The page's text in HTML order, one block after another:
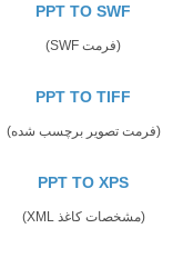
PPT TO SWF
(فرمت SWF)
PPT TO TIFF
(فرمت تصویر برچسب شده)
PPT TO XPS
(مشخصات کاغذ XML)